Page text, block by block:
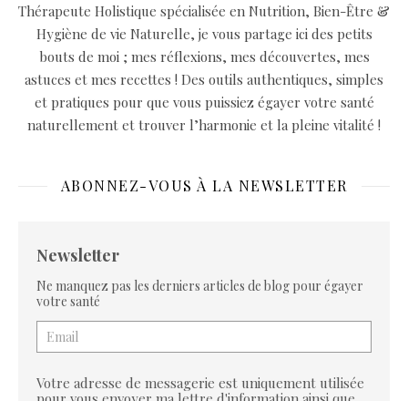
Thérapeute Holistique spécialisée en Nutrition, Bien-Être &
Hygiène de vie Naturelle, je vous partage ici des petits
bouts de moi ; mes réflexions, mes découvertes, mes
astuces et mes recettes ! Des outils authentiques, simples
et pratiques pour que vous puissiez égayer votre santé
naturellement et trouver l’harmonie et la pleine vitalité !
ABONNEZ-VOUS À LA NEWSLETTER
Newsletter
Ne manquez pas les derniers articles de blog pour égayer
votre santé
Votre adresse de messagerie est uniquement utilisée